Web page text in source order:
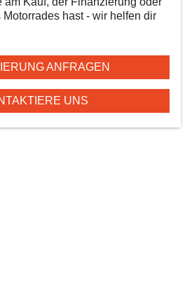
hast - wir helfen dir
ANFRAGEN
UNS